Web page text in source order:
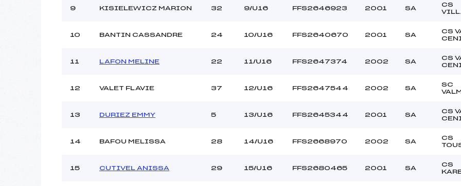
9 KISIELEWICZ MARION 32 9/U16 FFS2646923 2001 SA
CS
10 BANTIN CASSANDRE 24 10/U16 FFS2640670 2001 SA
CS
11 LAFON MELINE 22 11/U16 FFS2647374 2002 SA
CS
12 VALET FLAVIE 37 12/U16 FFS2647544 2002 SA
SC
13 DURIEZ EMMY 5 13/U16 FFS2645344 2001 SA
CS
14 BAFOU MELISSA 28 14/U16 FFS2668970 2002 SA
CS
15 CUTIVEL ANISSA 29 15/U16 FFS2680465 2001 SA
CS